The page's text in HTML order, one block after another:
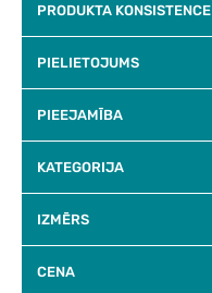
PRODUKTA KONSISTENCE
PIELIETOJUMS
PIEEJAMĪBA
KATEGORIJA
IZMĒRS
CENA